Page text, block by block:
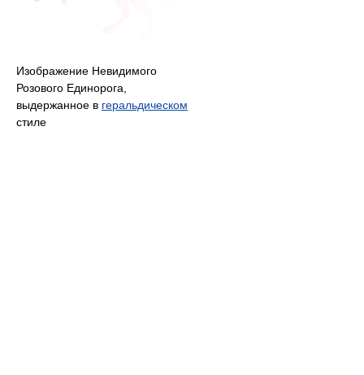
Изображение Невидимого
Розового Единорога,
выдержанное в геральдическом
стиле